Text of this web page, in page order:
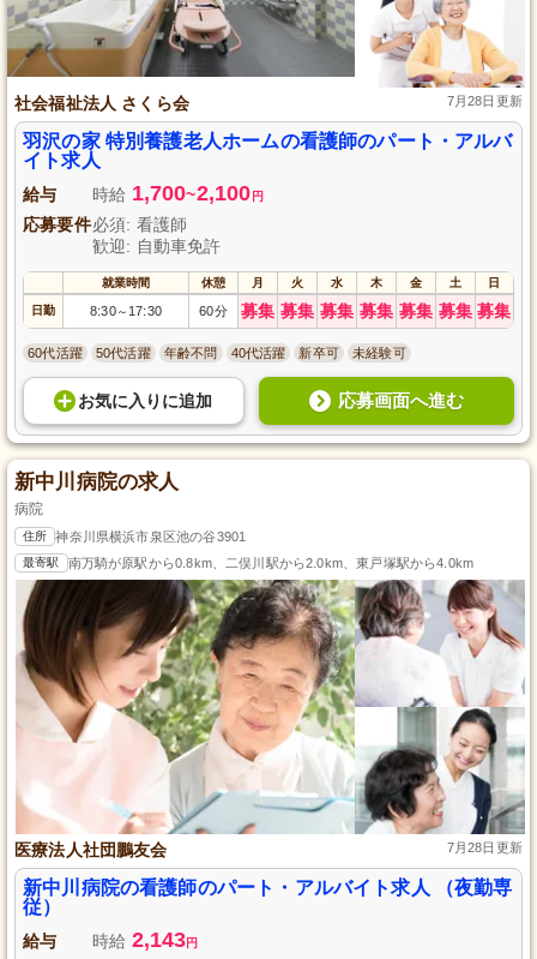
社会福祉法人 さくら会 7月28日更新
羽沢の家 特別養護老人ホームの看護師のパート・アルバ
イト求人
給与 時給 1,700~2,100 円
応募要件必須: 看護師
歓迎: 自動車免許
就業時間 休憩 月 火 水 木 金 土 日
日勤 8:30～ 17:30 60分 募集 募集 募集 募集 募集 募集 募集
60代活躍 50代活躍 年齢不問 40代活躍 新卒可 未経験可
お気に入り に追加 応募画面へ進む
新中川病院の求人
病院
住所 神奈川県横浜市泉区池の谷3901
最寄駅 南万騎が原駅から0.8km、二俣川駅から2.0km、東戸塚駅から4.0km
医療法人社団鵬友会 7月28日更新
新中川病院の看護師のパート・アルバイト求人 （夜勤専
従）
給与 時給 2,143円